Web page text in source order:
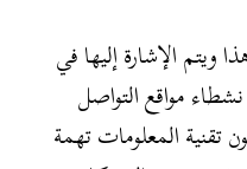
ويتم الإشارة إليها في
مواقع التواصل
تقنية المعلومات تهمة